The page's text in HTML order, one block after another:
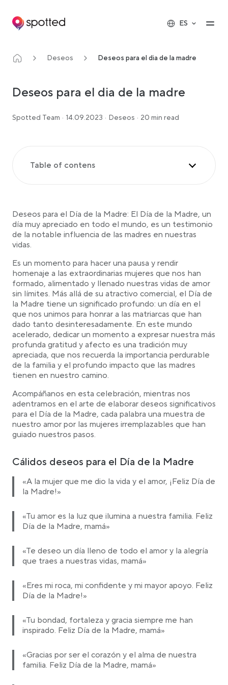
Main navigation
ES
Deseos Deseos para el dia de la madre
Deseos para el dia de la madre
Spotted Team · 14.09.2023 · Deseos · 20 min read
Table of contens
Deseos divertidos y desenfadados
Deseos de hija agradecida
Deseos para las abuelas
Citas para madres
Ideas de regalo para el Día de la Madre
Deseos para el Día de la Madre: El Día de la Madre, un
día muy apreciado en todo el mundo, es un testimonio
de la notable influencia de las madres en nuestras
vidas.
Es un momento para hacer una pausa y rendir
homenaje a las extraordinarias mujeres que nos han
formado, alimentado y llenado nuestras vidas de amor
sin límites. Más allá de su atractivo comercial, el Día de
la Madre tiene un significado profundo: un día en el
que nos unimos para honrar a las matriarcas que han
dado tanto desinteresadamente. En este mundo
acelerado, dedicar un momento a expresar nuestra más
profunda gratitud y afecto es una tradición muy
apreciada, que nos recuerda la importancia perdurable
de la familia y el profundo impacto que las madres
tienen en nuestro camino.
Acompáñanos en esta celebración, mientras nos
adentramos en el arte de elaborar deseos significativos
para el Día de la Madre, cada palabra una muestra de
nuestro amor por las mujeres irremplazables que han
guiado nuestros pasos.
Cálidos deseos para el Día de la Madre
«A la mujer que me dio la vida y el amor, ¡Feliz Día de
la Madre!»
«Tu amor es la luz que ilumina a nuestra familia. Feliz
Día de la Madre, mamá»
«Te deseo un día lleno de todo el amor y la alegría
que traes a nuestras vidas, mamá»
«Eres mi roca, mi confidente y mi mayor apoyo. Feliz
Día de la Madre!»
«Tu bondad, fortaleza y gracia siempre me han
inspirado. Feliz Día de la Madre, mamá»
«Gracias por ser el corazón y el alma de nuestra
familia. Feliz Día de la Madre, mamá»